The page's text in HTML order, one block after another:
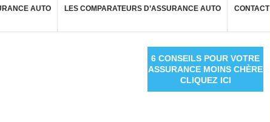
AUTO LES COMPARATEURS D’ASSURANCE AUTO CONTACT
6 CONSEILS POUR VOTRE
ASSURANCE MOINS CHÈRE
CLIQUEZ ICI